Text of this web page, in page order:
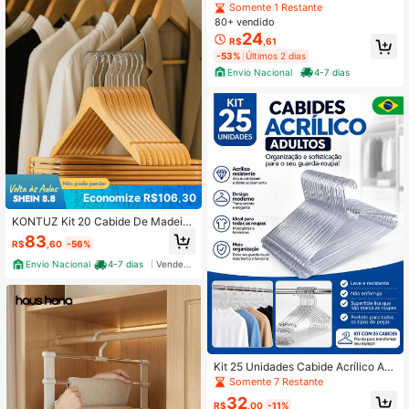
Economize R$106,30
KONTUZ Kit 20 Cabide De Madeira
Marfim Para Roupas Gancho Girató
rio Prata Closet Guarda Roupa
R$83 ,60 -56%
Envio Nacional
4-7 dias
Aço Inox Reforçado Calças Toalhas
Cachecóis Organizador Roupa Eco
nomia Espaço Armário Guarda Roup
a
Somente 1 Restante
80+ vendido
R$24,61
-53% Últimos 2 dias
Envio Nacional
4-7 dias
Kit 25 Unidades Cabide Acrílico Ad
ulto + Brinde
Somente 7 Restante
R$32 ,00 -11%